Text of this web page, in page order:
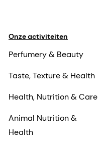
Onze activiteiten
Perfumery & Beauty
Taste, Texture & Health
Health, Nutrition & Care
Animal Nutrition &
Health